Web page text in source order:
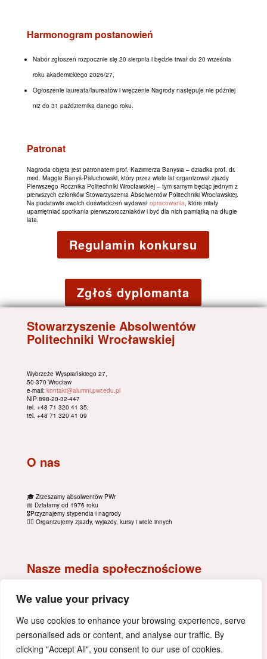
We value your privacy
We use cookies to enhance your browsing experience, serve
personalised ads or content, and analyse our traffic. By
clicking "Accept All", you consent to our use of cookies.
Harmonogram postanowień
Nabór zgłoszeń rozpocznie się 20 sierpnia i będzie trwał do 20 września
roku akademickiego 2026/27,
Ogłoszenie laureata/laureatów i wręczenie Nagrody następuje nie później
niż do 31 października danego roku.
Patronat
Nagroda objęta jest patronatem prof. Kazimierza Banysia – dziadka prof. dr.
med. Maggie Banyś-Paluchowski, który przez wiele lat organizował zjazdy
Pierwszego Rocznika Politechniki Wrocławskiej – tym samym będąc jednym z
pierwszych członków Stowarzyszenia Absolwentów Politechniki Wrocławskiej.
Na podstawie swoich doświadczeń wydawał opracowania, które miały
upamiętniać spotkania pierwszoroczniaków i być dla nich pamiątką na długie
lata.
Regulamin konkursu
Zgłoś dyplomanta
Stowarzyszenie Absolwentów
Politechniki Wrocławskiej
Wybrzeże Wyspiańskiego 27,
50-370 Wrocław
e-mail: kontakt@alumni.pwr.edu.pl
NIP:898-20-32-447
tel. +48 71 320 41 35;
tel. +48 71 320 41 09
O nas
🎓 Zrzeszamy absolwentów PWr
📅 Działamy od 1976 roku
🎖Przyznajemy stypendia i nagrody
🚴‍♂️ Organizujemy zjazdy, wyjazdy, kursy i wiele innych
Nasze media społecznościowe
polityka prywatności